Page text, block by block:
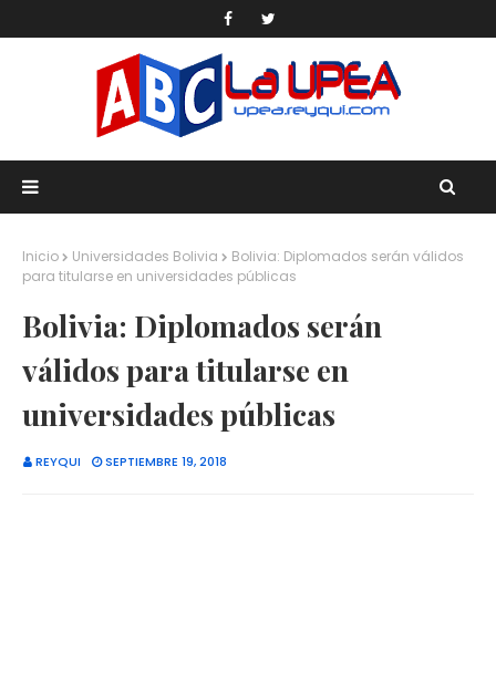
Inicio Universidades Bolivia
Bolivia: Diplomados serán válidos
para titularse en universidades públicas
Bolivia: Diplomados serán
válidos para titularse en
universidades públicas
REYQUI SEPTIEMBRE 19, 2018